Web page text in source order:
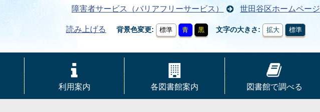
障害者サービス（バリアフリーサービス） 世田谷区ホームページ
読み上げる 背景色変更 標準 青 黒 文字の大きさ 拡大 標準
利用案内 各図書館案内 図書館で調べる